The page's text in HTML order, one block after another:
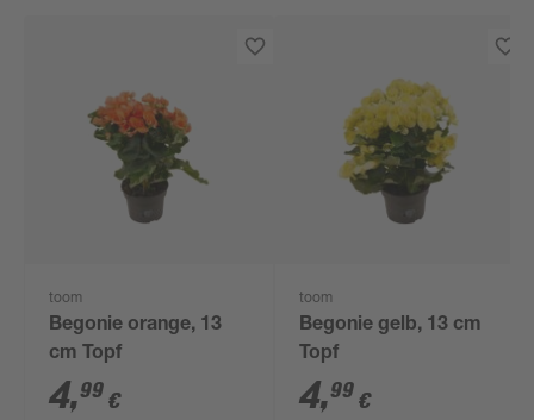
toom
Begonie orange, 13
cm Topf
4,99 €
toom
Begonie gelb, 13 cm
Topf
4,99 €